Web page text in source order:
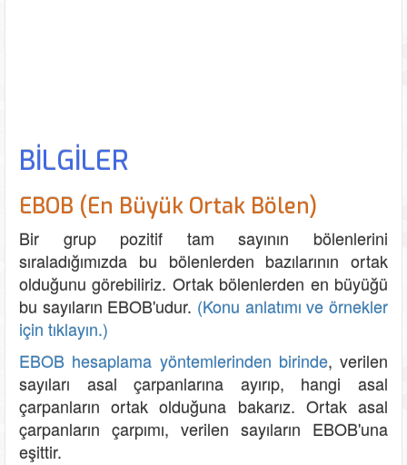
BİLGİLER
EBOB (En Büyük Ortak Bölen)
Bir grup pozitif tam sayının bölenlerini
sıraladığımızda bu bölenlerden bazılarının ortak
olduğunu görebiliriz. Ortak bölenlerden en büyüğü
bu sayıların EBOB'udur. (Konu anlatımı ve örnekler
için tıklayın.)
EBOB hesaplama yöntemlerinden birinde, verilen
sayıları asal çarpanlarına ayırıp, hangi asal
çarpanların ortak olduğuna bakarız. Ortak asal
çarpanların çarpımı, verilen sayıların EBOB'una
eşittir.